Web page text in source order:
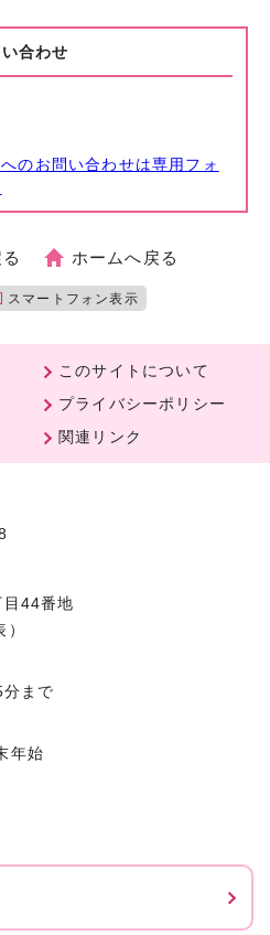
合わせ
のお問い合わせは専用フォ
ホームへ戻る
スマートフォン表示
このサイトについて
プライバシーポリシー
関連リンク
44番地
まで
年始